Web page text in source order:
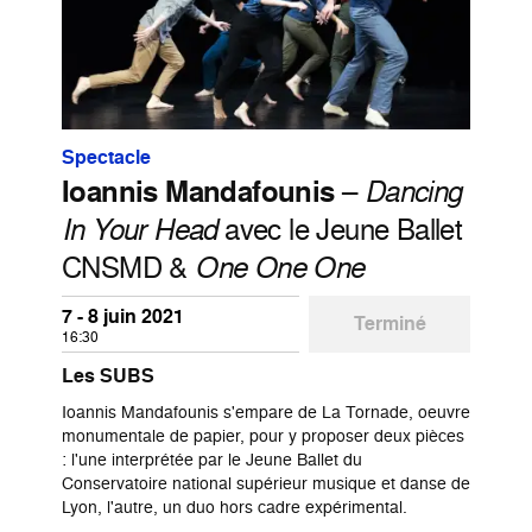
Spectacle
Ioannis Mandafounis– Dancing
In Your Headavec le Jeune Ballet
CNSMD & One One One
7 - 8 juin 2021
16:30
Terminé
Les SUBS
Ioannis Mandafounis s'empare de La Tornade, oeuvre
monumentale de papier, pour y proposer deux pièces
: l'une interprétée par le Jeune Ballet du
Conservatoire national supérieur musique et danse de
Lyon, l'autre, un duo hors cadre expérimental.